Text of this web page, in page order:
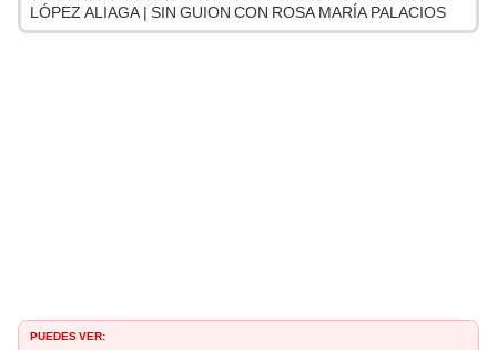
LÓPEZ ALIAGA | SIN GUION CON ROSA MARÍA PALACIOS
PUEDES VER: